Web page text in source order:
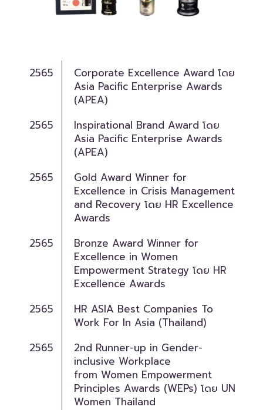
2565
Corporate Excellence Award โดย
Asia Pacific Enterprise Awards
(APEA)
2565
Inspirational Brand Award โดย
Asia Pacific Enterprise Awards
(APEA)
2565
Gold Award Winner for
Excellence in Crisis Management
and Recovery โดย HR Excellence
Awards
2565
Bronze Award Winner for
Excellence in Women
Empowerment Strategy โดย HR
Excellence Awards
2565
HR ASIA Best Companies To
Work For In Asia (Thailand)
2565
2nd Runner-up in Gender-
inclusive Workplace
from Women Empowerment
Principles Awards (WEPs) โดย UN
Women Thailand